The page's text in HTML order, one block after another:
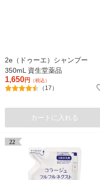
2e（ドゥーエ）シャンプー
350mL 資生堂薬品
1,650円 （税込）
（17）
カートに入れる
22